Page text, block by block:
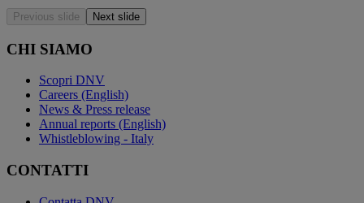
Previous slide Next slide
CHI SIAMO
Scopri DNV
Careers (English)
News & Press release
Annual reports (English)
Whistleblowing - Italy
CONTATTI